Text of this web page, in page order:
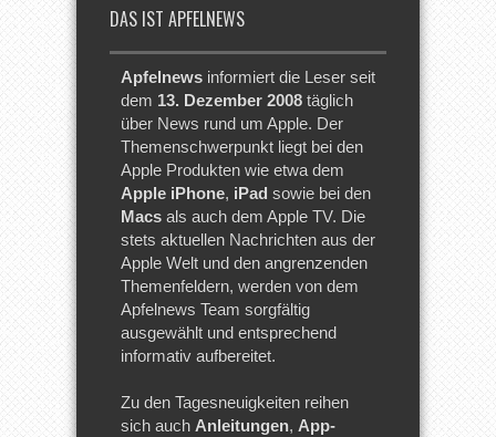
DAS IST APFELNEWS
Apfelnews informiert die Leser seit
dem 13. Dezember 2008 täglich
über News rund um Apple. Der
Themenschwerpunkt liegt bei den
Apple Produkten wie etwa dem
Apple iPhone, iPad sowie bei den
Macs als auch dem Apple TV. Die
stets aktuellen Nachrichten aus der
Apple Welt und den angrenzenden
Themenfeldern, werden von dem
Apfelnews Team sorgfältig
ausgewählt und entsprechend
informativ aufbereitet.
Zu den Tagesneuigkeiten reihen
sich auch Anleitungen, App-